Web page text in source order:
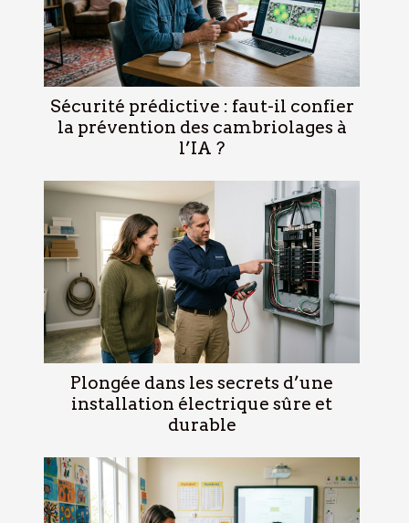
Sécurité prédictive : faut-il confier
la prévention des cambriolages à
l’IA ?
Plongée dans les secrets d’une
installation électrique sûre et
durable